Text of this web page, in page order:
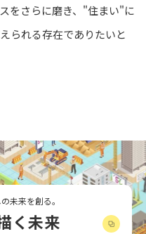
をさらに磨き、 "住まい"に
られる存在でありたいと
未来を創る。
く未来